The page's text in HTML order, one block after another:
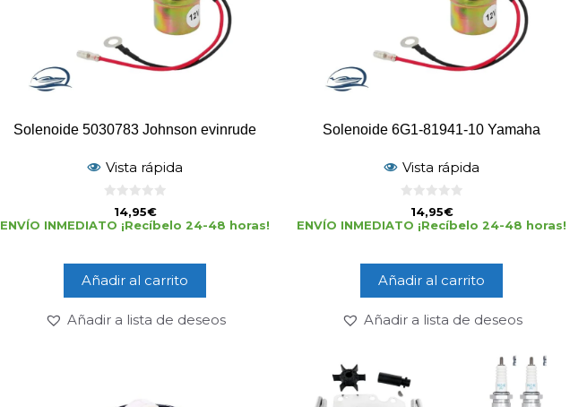
Solenoide 5030783 Johnson evinrude
Vista rápida
e
14,95€
ENVÍO INMEDIATO ¡Recíbelo 24-48 horas!
Añadir al carrito
Añadir a lista de deseos
Solenoide 6G1-81941-10 Yamaha
Vista rápida
e
14,95€
ENVÍO INMEDIATO ¡Recíbelo 24-48 horas!
Añadir al carrito
Añadir a lista de deseos